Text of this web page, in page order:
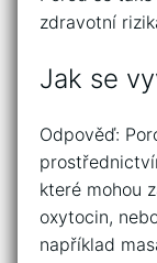
zdravotní
Jak se
Odpověď:
které mohou
oxytocin,
například